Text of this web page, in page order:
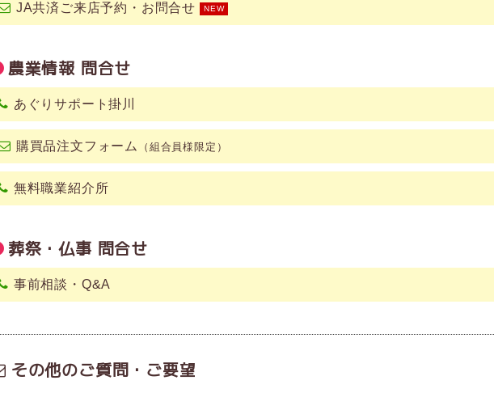
JA共済ご来店予約・お問合せ NEW
農業情報 問合せ
あぐりサポート掛川
購買品注文フォーム （組合員様限定）
無料職業紹介所
葬祭・仏事 問合せ
事前相談・Q&A
その他のご質問・ご要望